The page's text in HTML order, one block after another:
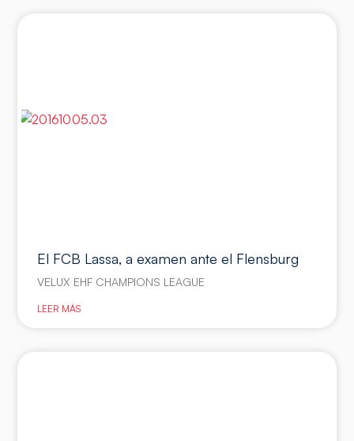
El FCB Lassa, a examen ante el Flensburg
VELUX EHF CHAMPIONS LEAGUE
LEER MÁS